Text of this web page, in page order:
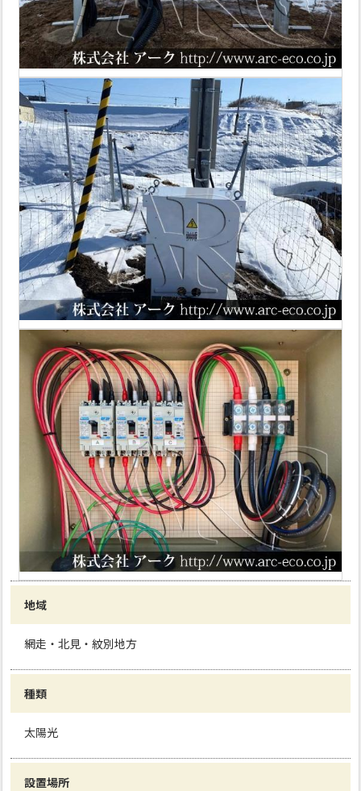
地域
網走・北見・紋別地方
種類
太陽光
設置場所